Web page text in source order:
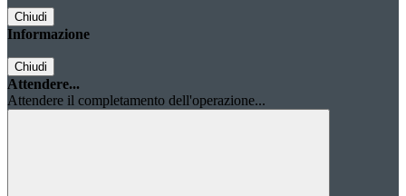
Chiudi
Informazione
Chiudi
Attendere...
Attendere il completamento dell'operazione...